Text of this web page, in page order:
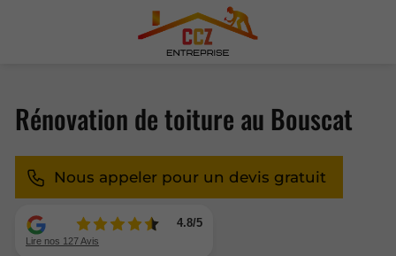
Rénovation de toiture au Bouscat
Nous appeler pour un devis gratuit